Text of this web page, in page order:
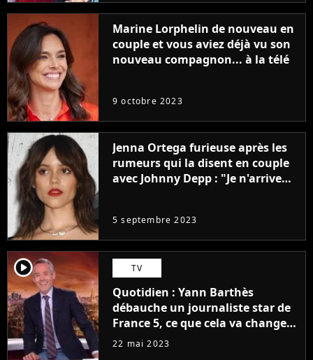
Marine Lorphelin de nouveau en
couple et vous aviez déjà vu son
nouveau compagnon... à la télé
9 octobre 2023
Jenna Ortega furieuse après les
rumeurs qui la disent en couple
avec Johnny Depp : "Je n'arrive
5 septembre 2023
player2 TV
Quotidien : Yann Barthès
débauche un journaliste star de
France 5, ce que cela va changer
à la rentrée
22 mai 2023